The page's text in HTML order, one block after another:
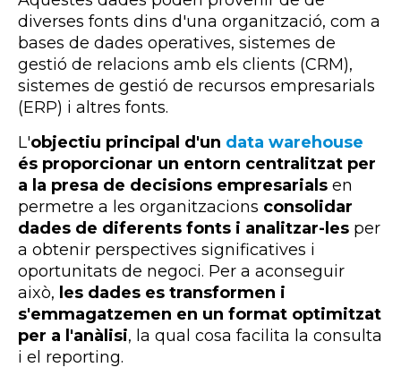
diverses fonts dins d'una organització, com a
bases de dades operatives, sistemes de
gestió de relacions amb els clients (CRM),
sistemes de gestió de recursos empresarials
(ERP) i altres fonts.
L'objectiu principal d'un data warehouse
és proporcionar un entorn centralitzat per
a la presa de decisions empresarials en
permetre a les organitzacions consolidar
dades de diferents fonts i analitzar-les per
a obtenir perspectives significatives i
oportunitats de negoci. Per a aconseguir
això, les dades es transformen i
s'emmagatzemen en un format optimitzat
per a l'anàlisi, la qual cosa facilita la consulta
i el reporting.